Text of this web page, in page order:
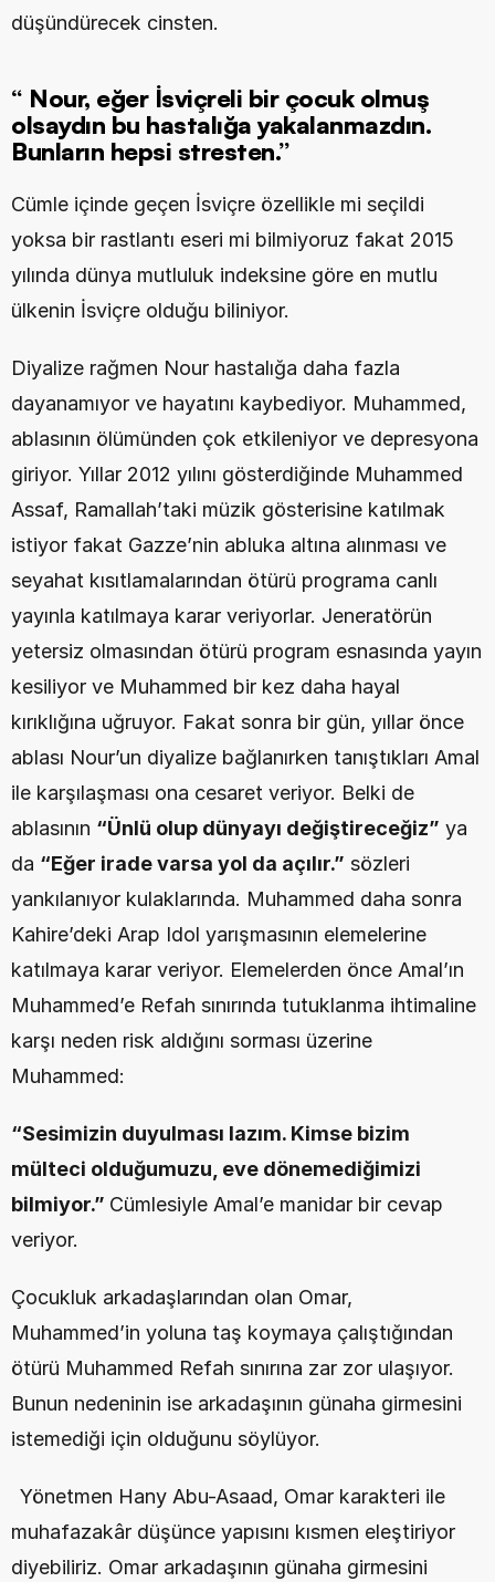
düşündürecek cinsten.
“ Nour, eğer İsviçreli bir çocuk olmuş
olsaydın bu hastalığa yakalanmazdın.
Bunların hepsi stresten.”
Cümle içinde geçen İsviçre özellikle mi seçildi
yoksa bir rastlantı eseri mi bilmiyoruz fakat 2015
yılında dünya mutluluk indeksine göre en mutlu
ülkenin İsviçre olduğu biliniyor.
Diyalize rağmen Nour hastalığa daha fazla
dayanamıyor ve hayatını kaybediyor. Muhammed,
ablasının ölümünden çok etkileniyor ve depresyona
giriyor. Yıllar 2012 yılını gösterdiğinde Muhammed
Assaf, Ramallah’taki müzik gösterisine katılmak
istiyor fakat Gazze’nin abluka altına alınması ve
seyahat kısıtlamalarından ötürü programa canlı
yayınla katılmaya karar veriyorlar. Jeneratörün
yetersiz olmasından ötürü program esnasında yayın
kesiliyor ve Muhammed bir kez daha hayal
kırıklığına uğruyor. Fakat sonra bir gün, yıllar önce
ablası Nour’un diyalize bağlanırken tanıştıkları Amal
ile karşılaşması ona cesaret veriyor. Belki de
ablasının “Ünlü olup dünyayı değiştireceğiz” ya
da “Eğer irade varsa yol da açılır.” sözleri
yankılanıyor kulaklarında. Muhammed daha sonra
Kahire’deki Arap Idol yarışmasının elemelerine
katılmaya karar veriyor. Elemelerden önce Amal’ın
Muhammed’e Refah sınırında tutuklanma ihtimaline
karşı neden risk aldığını sorması üzerine
Muhammed:
“Sesimizin duyulması lazım. Kimse bizim
mülteci olduğumuzu, eve dönemediğimizi
bilmiyor.” Cümlesiyle Amal’e manidar bir cevap
veriyor.
Çocukluk arkadaşlarından olan Omar,
Muhammed’in yoluna taş koymaya çalıştığından
ötürü Muhammed Refah sınırına zar zor ulaşıyor.
Bunun nedeninin ise arkadaşının günaha girmesini
istemediği için olduğunu söylüyor.
Yönetmen Hany Abu-Asaad, Omar karakteri ile
muhafazakâr düşünce yapısını kısmen eleştiriyor
diyebiliriz. Omar arkadaşının günaha girmesini